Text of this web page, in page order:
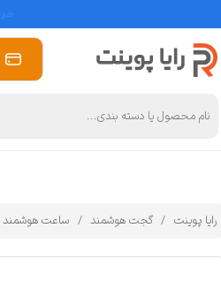
رایا پوینت گجت هوشمند ساعت هوشمند